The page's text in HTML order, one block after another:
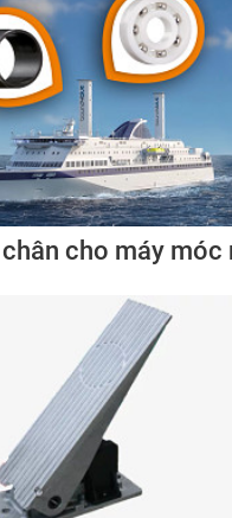
cho máy móc